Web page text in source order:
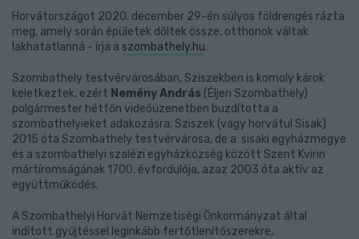
Horvátországot 2020. december 29-én súlyos földrengés rázta
meg, amely során épületek dőltek össze, otthonok váltak
lakhatatlanná - írja a szombathely.hu.
Szombathely testvérvárosában, Sziszekben is komoly károk
keletkeztek, ezért Nemény András (Éljen Szombathely)
polgármester hétfőn videóüzenetben buzdította a
szombathelyieket adakozásra. Sziszek (vagy horvátul Sisak)
2015 óta Szombathely testvérvárosa, de a sisaki egyházmegye
és a szombathelyi szalézi egyházközség között Szent Kvirin
mártíromságának 1700. évfordulója, azaz 2003 óta aktív az
együttműködés.
A Szombathelyi Horvát Nemzetiségi Önkormányzat által
indított gyűjtéssel leginkább fertőtlenítőszerekre,